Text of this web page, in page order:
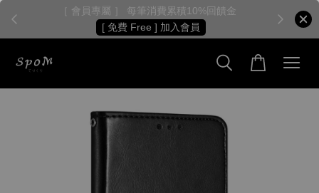
［ 會員專屬 ］ 每筆消費累積10%回饋金
[ 免費 Free ] 加入會員